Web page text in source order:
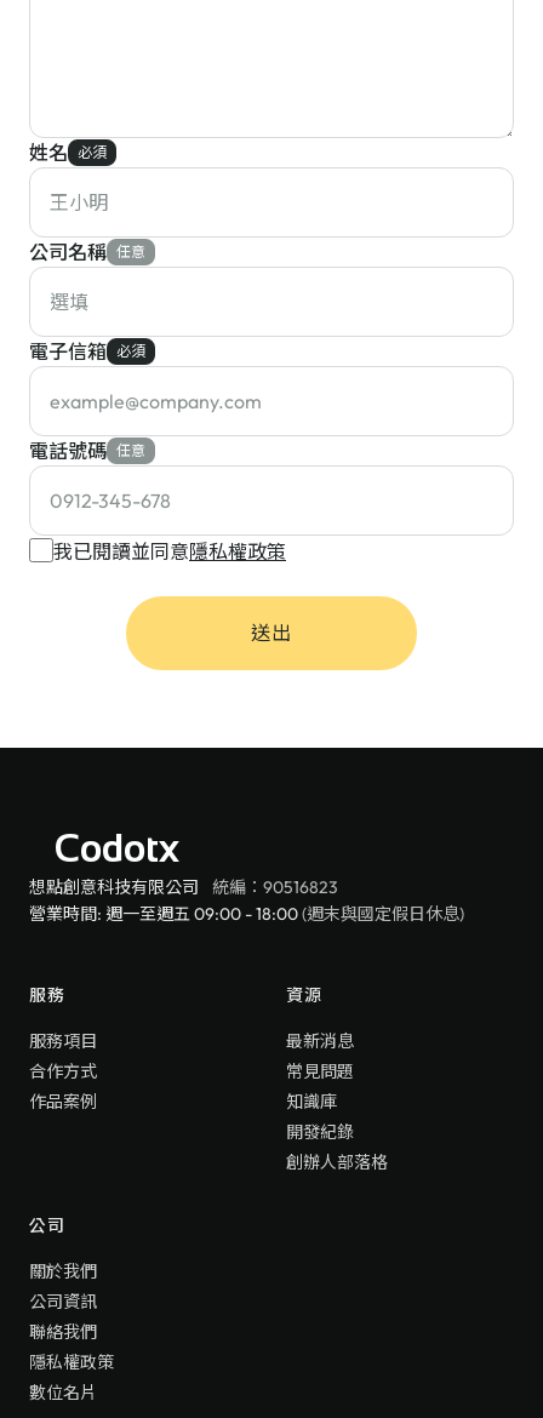
姓名 必須
公司名稱 任意
電子信箱 必須
電話號碼 任意
我已閱讀並同意隱私權政策
送出
Codotx
想點創意科技有限公司
統編：90516823
營業時間: 週一至週五 09:00 - 18:00(週末與國定假日休息)
服務
服務項目
合作方式
作品案例
資源
最新消息
常見問題
知識庫
開發紀錄
創辦人部落格
公司
關於我們
公司資訊
聯絡我們
隱私權政策
數位名片